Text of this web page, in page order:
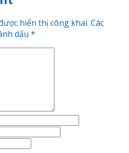
hiển thị công khai. Các
dấu *